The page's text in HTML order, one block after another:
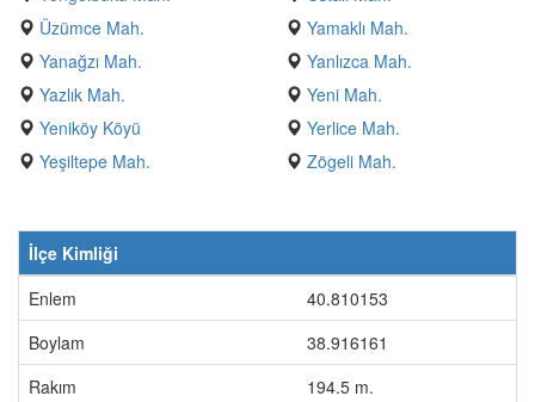
Üzümce Mah.
Yamaklı Mah.
Yanağzı Mah.
Yanlızca Mah.
Yazlık Mah.
Yeni Mah.
Yeniköy Köyü
Yerlice Mah.
Yeşiltepe Mah.
Zögeli Mah.
İlçe Kimliği
Enlem
40.810153
Boylam
38.916161
Rakım
194.5 m.